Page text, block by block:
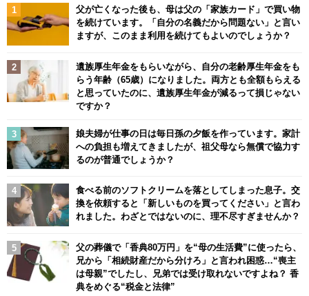
父が亡くなった後も、母は父の「家族カード」で買い物
を続けています。「自分の名義だから問題ない」と言い
ますが、このまま利用を続けてもよいのでしょうか？
遺族厚生年金をもらいながら、自分の老齢厚生年金をも
らう年齢（65歳）になりました。両方とも全額もらえる
と思っていたのに、遺族厚生年金が減るって損じゃない
ですか？
娘夫婦が仕事の日は毎日孫の夕飯を作っています。家計
への負担も増えてきましたが、祖父母なら無償で協力す
るのが普通でしょうか？
食べる前のソフトクリームを落としてしまった息子。交
換を依頼すると「新しいものを買ってください」と言わ
れました。わざとではないのに、理不尽すぎませんか？
父の葬儀で「香典80万円」を“母の生活費”に使ったら、
兄から「相続財産だから分けろ」と言われ困惑…“喪主
は母親”でしたし、兄弟では受け取れないですよね？ 香
典をめぐる“税金と法律”